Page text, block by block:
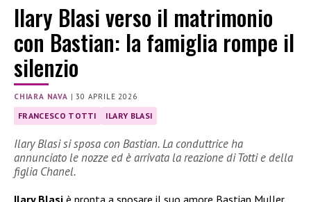
Ilary Blasi verso il matrimonio
con Bastian: la famiglia rompe il
silenzio
CHIARA NAVA |30 APRILE 2026
FRANCESCO TOTTI ILARY BLASI
Ilary Blasi si sposa con Bastian. La conduttrice ha
annunciato le nozze ed è arrivata la reazione di Totti e della
figlia Chanel.
Ilary Blasi è pronta a sposare il suo amore Bastian Muller.